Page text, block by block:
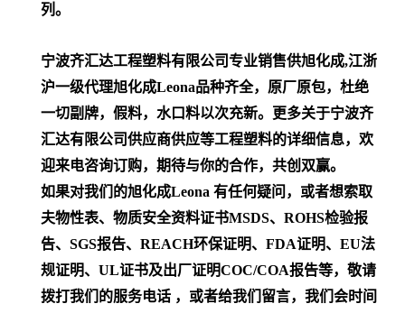
列。
宁波齐汇达工程塑料有限公司专业销售供旭化成,江浙
沪一级代理旭化成Leona品种齐全，原厂原包，杜绝
一切副牌，假料，水口料以次充新。更多关于宁波齐
汇达有限公司供应商供应等工程塑料的详细信息，欢
迎来电咨询订购，期待与你的合作，共创双赢。
如果对我们的旭化成Leona 有任何疑问，或者想索取
夫物性表、物质安全资料证书MSDS、ROHS检验报
告、SGS报告、REACH环保证明、FDA证明、EU法
规证明、UL证书及出厂证明COC/COA报告等，敬请
拨打我们的服务电话 ，或者给我们留言，我们会时间